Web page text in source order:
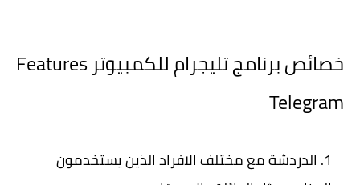
خصائص برنامج تليجرام للكمبيوتر Features
Telegram
الدردشة مع مختلف الافراد الذين يستخدمون